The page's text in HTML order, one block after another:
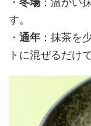
す。
・ 通年 ：抹茶を
トに混ぜるだけ